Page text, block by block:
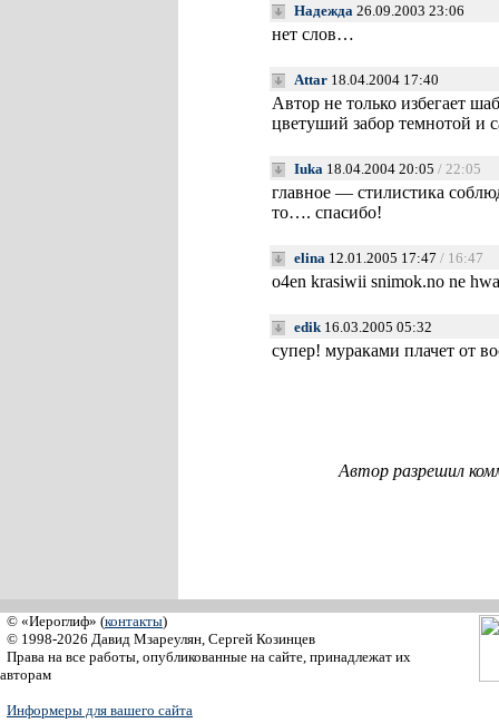
Надежда 26.09.2003 23:06
нет слов…
Attar 18.04.2004 17:40
Автор не только избегает
цветуший забор темнотой и
Iuka 18.04.2004 20:05 / 22:05
главное — стилистика
то…. спасибо!
elina 12.01.2005 17:47 / 16:47
o4en krasiwii snimok.no ne
edik16.03.2005 05:32
супер! мураками плачет от
Автор разрешил
© «Иероглиф» (контакты)
© 1998-2026 Давид Мзареулян, Сергей Козинцев
Права на все работы, опубликованные на сайте, принадлежат их
авторам
Информеры для вашего сайта